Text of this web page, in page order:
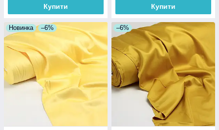
Купити Купити
Новинка –6% –6%